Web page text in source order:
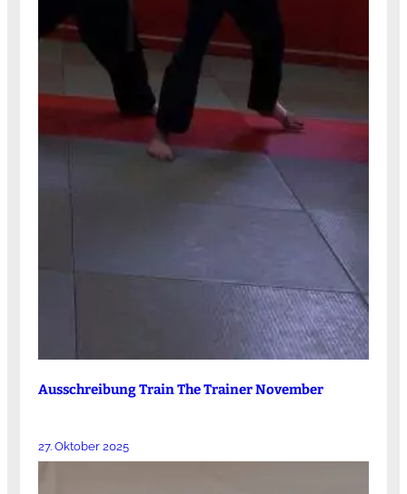
Ausschreibung Train The Trainer November
27. Oktober 2025